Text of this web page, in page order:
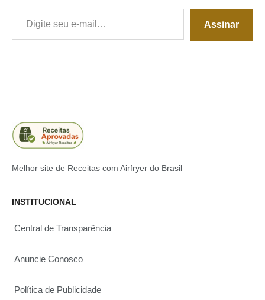
Digite seu e-mail…
Assinar
Melhor site de Receitas com Airfryer do Brasil
INSTITUCIONAL
Central de Transparência
Anuncie Conosco
Política de Publicidade